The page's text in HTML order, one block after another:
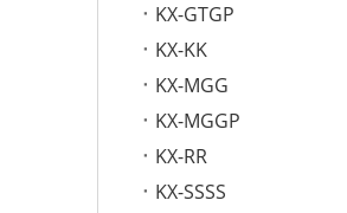
KX-GTGP
KX-KK
KX-MGG
KX-MGGP
KX-RR
KX-SSSS